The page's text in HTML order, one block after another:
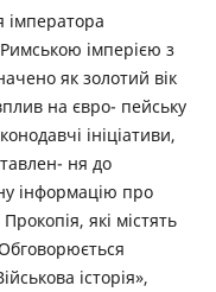
імператора
імперією з
як золотий вік
на євро- пейську
ініціативи,
ня до
інформацію про
які містять
історія»,